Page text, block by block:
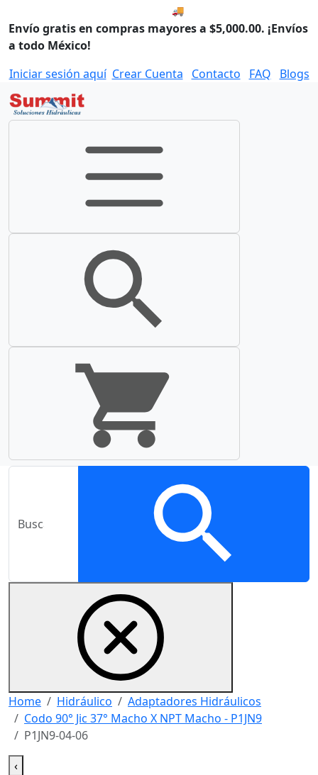
🚚 Envío el Lunes, 10 de
Envío gratis en compras mayores a $5,000.00. ¡Envíos
a todo México!
Iniciar sesión aquí Crear Cuenta Contacto FAQ Blogs
Home Hidráulico
Adaptadores Hidráulicos
Codo 90° Jic 37° Macho X NPT Macho - P1JN9
P1JN9-04-06
‹